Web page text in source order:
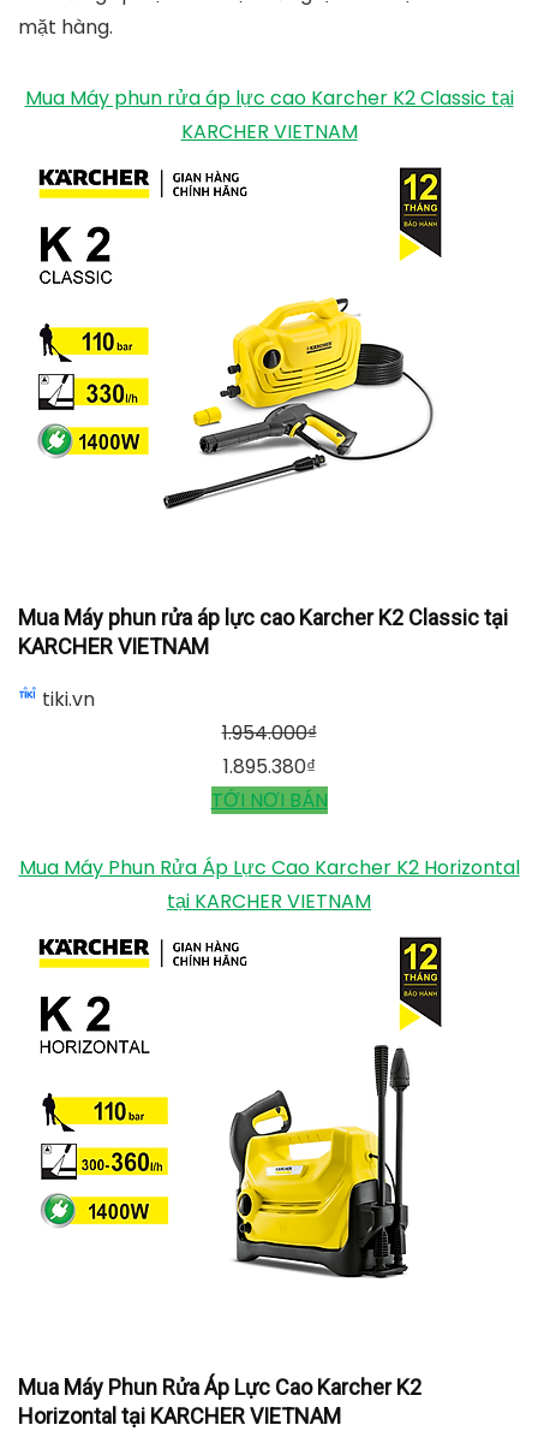
mặt hàng.
Mua Máy phun rửa áp lực cao Karcher K2 Classic tại
KARCHER VIETNAM
Mua Máy phun rửa áp lực cao Karcher K2 Classic tại
KARCHER VIETNAM
tiki.vn
1.954.000₫
1.895.380₫
TỚI NƠI BÁN
Mua Máy Phun Rửa Áp Lực Cao Karcher K2 Horizontal
tại KARCHER VIETNAM
Mua Máy Phun Rửa Áp Lực Cao Karcher K2
Horizontal tại KARCHER VIETNAM